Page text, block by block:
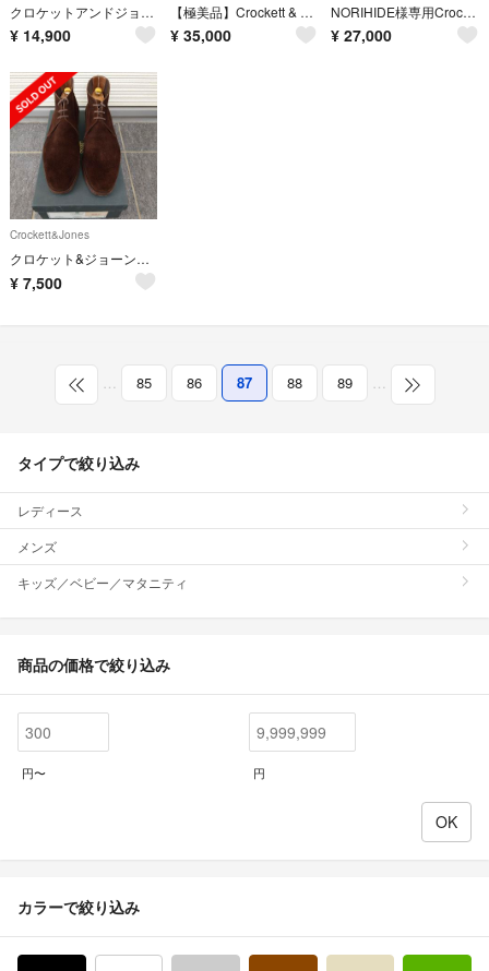
クロケットアンドジョーンズ
¥ 14,900
【極美品】Crockett & Jones ローファー 8E
¥ 35,000
NORIHIDE様専用Crockett & Jones ハイバリー ブラック
¥ 27,000
Crockett&Jones
クロケット&ジョーンズ CHUKKA
¥ 7,500
… 85 86 87 88 89 …
タイプで絞り込み
レディース
メンズ
キッズ／ベビー／マタニティ
商品の価格で絞り込み
円〜 円
カラーで絞り込み